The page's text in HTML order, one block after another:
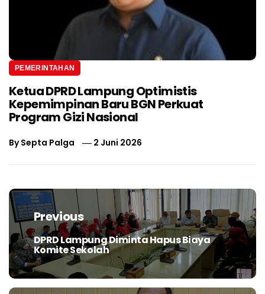
PEMERINTAHAN
Ketua DPRD Lampung Optimistis
Kepemimpinan Baru BGN Perkuat
Program Gizi Nasional
BySepta Palga 2 Juni 2026
Navigasi
posPrevious
Previous
post:
DPRD Lampung Diminta Hapus Biaya
Komite Sekolah